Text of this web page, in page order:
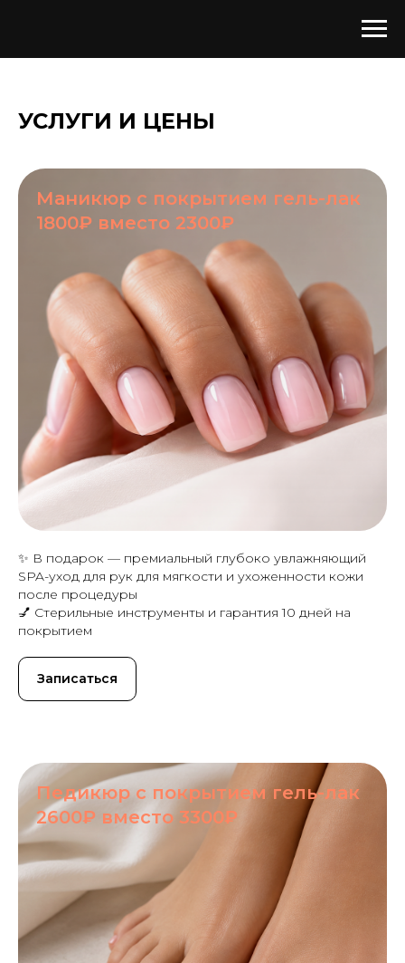
УСЛУГИ И ЦЕНЫ
Маникюр с покрытием гель-лак
1800₽ вместо 2300₽
✨ В подарок — премиальный глубоко увлажняющий
SPA-уход для рук для мягкости и ухоженности кожи
после процедуры
💅 Стерильные инструменты и гарантия 10 дней на
покрытием
Записаться
Педикюр с покрытием гель-лак
2600₽ вместо 3300₽